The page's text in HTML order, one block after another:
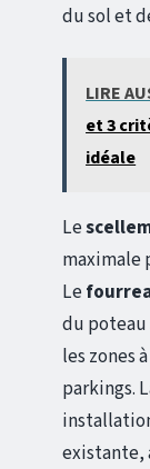
du sol et
LIRE
et 3
idéale
Le
maximale
Le
du poteau
les zones
parkings.
existante,